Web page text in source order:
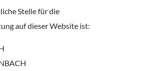
Stelle für die
auf dieser Website ist: